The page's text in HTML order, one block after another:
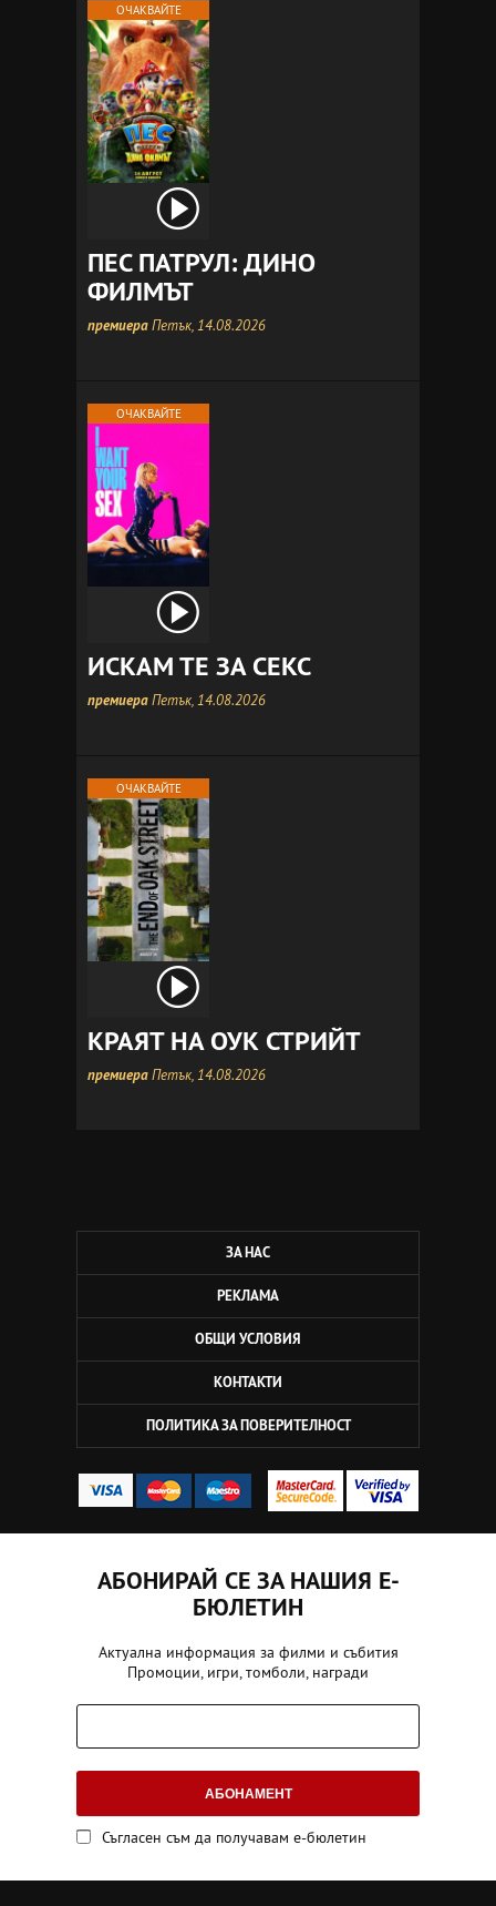
ОЧАКВАЙТЕ
ПЕС ПАТРУЛ: ДИНО
ФИЛМЪТ
премиераПетък, 14.08.2026
ОЧАКВАЙТЕ
ИСКАМ ТЕ ЗА СЕКС
премиераПетък, 14.08.2026
ОЧАКВАЙТЕ
КРАЯТ НА ОУК СТРИЙТ
премиераПетък, 14.08.2026
ЗА НАС
РЕКЛАМА
ОБЩИ УСЛОВИЯ
КОНТАКТИ
ПОЛИТИКА ЗА ПОВЕРИТЕЛНОСТ
АБОНИРАЙ СЕ ЗА НАШИЯ Е-
БЮЛЕТИН
Актуална информация за филми и събития
Промоции, игри, томболи, награди
АБОНАМЕНТ
Съгласен съм да получавам е-бюлетин